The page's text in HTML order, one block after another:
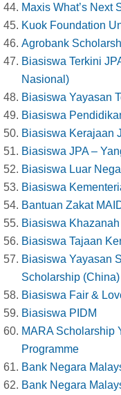
Maxis What’s Next
Kuok Foundation
Agrobank
Biasiswa Terkini
Nasional)
Biasiswa Yayasan
Biasiswa
Biasiswa Kerajaan
Biasiswa JPA –
Biasiswa Luar
Biasiswa
Bantuan Zakat
Biasiswa
Biasiswa Tajaan
Biasiswa Yayasan
Scholarship (China)
Biasiswa Fair &
Biasiswa PIDM
MARA Scholarship
Programme
Bank Negara
Bank Negara